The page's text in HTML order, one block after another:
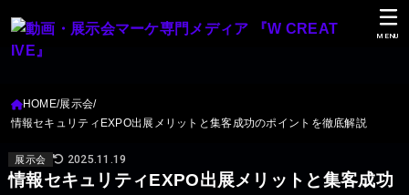
MENU
HOME 展示会
情報セキュリティEXPO出展メリットと集客成功のポイントを徹底解説
展示会 2025.11.19
情報セキュリティEXPO出展メリットと集客成功